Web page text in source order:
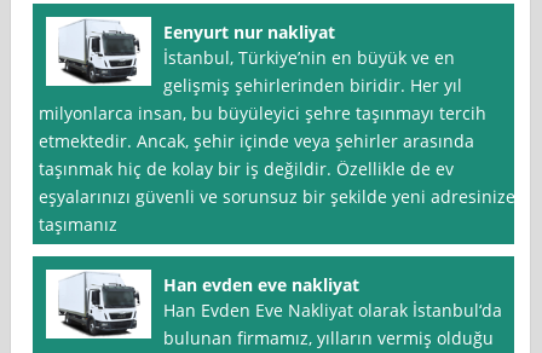
Eenyurt nur nakliyat
İstanbul, Türkiye’nin en büyük ve en
gelişmiş şehirlerinden biridir. Her yıl
milyonlarca insan, bu büyüleyici şehre taşınmayı tercih
etmektedir. Ancak, şehir içinde veya şehirler arasında
taşınmak hiç de kolay bir iş değildir. Özellikle de ev
eşyalarınızı güvenli ve sorunsuz bir şekilde yeni adresinize
taşımanız
Han evden eve nakliyat
Han Evden Eve Nakliyat olarak İstanbul‘da
bulunan firmamız, yılların vermiş olduğu